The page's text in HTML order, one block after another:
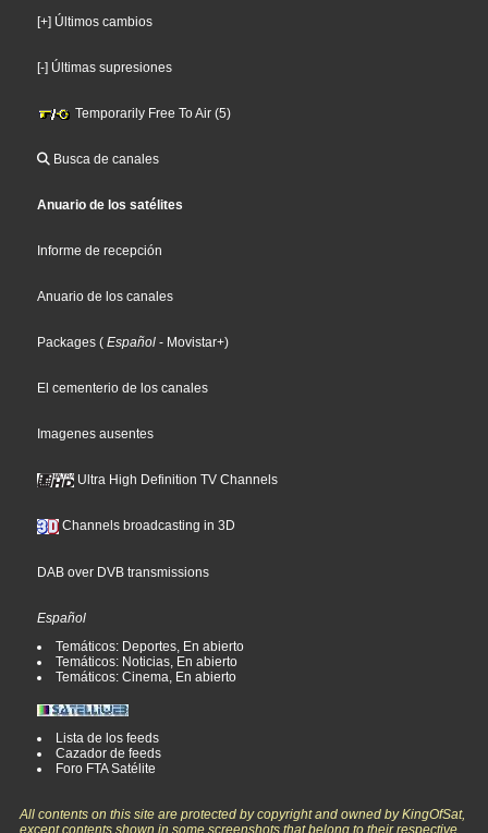
[+] Últimos cambios
[-] Últimas supresiones
Temporarily Free To Air (5)
Busca de canales
Anuario de los satélites
Informe de recepción
Anuario de los canales
Packages ( Español - Movistar+)
El cementerio de los canales
Imagenes ausentes
Ultra High Definition TV Channels
Channels broadcasting in 3D
DAB over DVB transmissions
Español
Temáticos: Deportes, En abierto
Temáticos: Noticias, En abierto
Temáticos: Cinema, En abierto
Lista de los feeds
Cazador de feeds
Foro FTA Satélite
All contents on this site are protected by copyright and owned by KingOfSat,
except contents shown in some screenshots that belong to their respective